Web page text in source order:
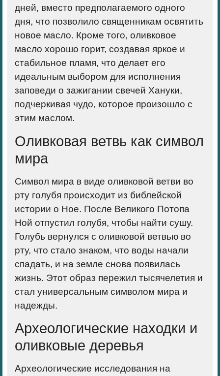
дней, вместо предполагаемого одного
дня, что позволило священникам освятить
новое масло. Кроме того, оливковое
масло хорошо горит, создавая яркое и
стабильное пламя, что делает его
идеальным выбором для исполнения
заповеди о зажигании свечей Хануки,
подчеркивая чудо, которое произошло с
этим маслом.
Оливковая ветвь как символ
мира
Символ мира в виде оливковой ветви во
рту голубя происходит из библейской
истории о Ное. После Великого Потопа
Ной отпустил голубя, чтобы найти сушу.
Голубь вернулся с оливковой ветвью во
рту, что стало знаком, что воды начали
спадать, и на земле снова появилась
жизнь. Этот образ пережил тысячелетия и
стал универсальным символом мира и
надежды.
Археологические находки и
оливковые деревья
Археологические исследования на